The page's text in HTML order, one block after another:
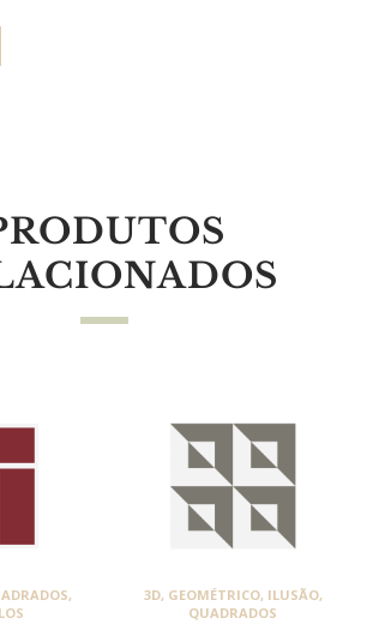
,
3D, GEOMÉTRICO, ILUSÃO,
QUADRADOS